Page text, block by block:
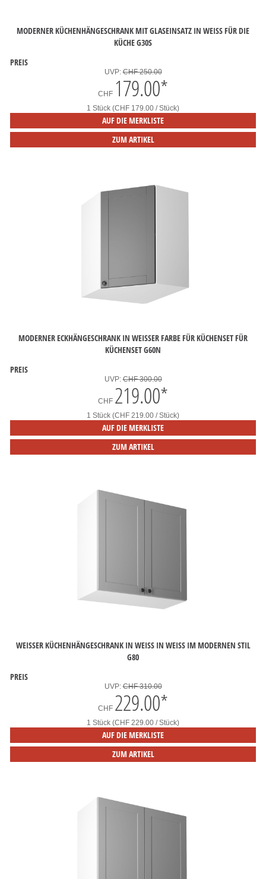
MODERNER KÜCHENHÄNGESCHRANK MIT GLASEINSATZ IN WEISS FÜR DIE
KÜCHE G30S
PREIS
UVP:CHF 250.00
CHF 179.00*
1 Stück (CHF 179.00 / Stück)
AUF DIE MERKLISTE
ZUM ARTIKEL
MODERNER ECKHÄNGESCHRANK IN WEISSER FARBE FÜR KÜCHENSET FÜR
KÜCHENSET G60N
PREIS
UVP:CHF 300.00
CHF 219.00*
1 Stück (CHF 219.00 / Stück)
AUF DIE MERKLISTE
ZUM ARTIKEL
WEISSER KÜCHENHÄNGESCHRANK IN WEISS IN WEISS IM MODERNEN STIL
G80
PREIS
UVP:CHF 310.00
CHF 229.00*
1 Stück (CHF 229.00 / Stück)
AUF DIE MERKLISTE
ZUM ARTIKEL